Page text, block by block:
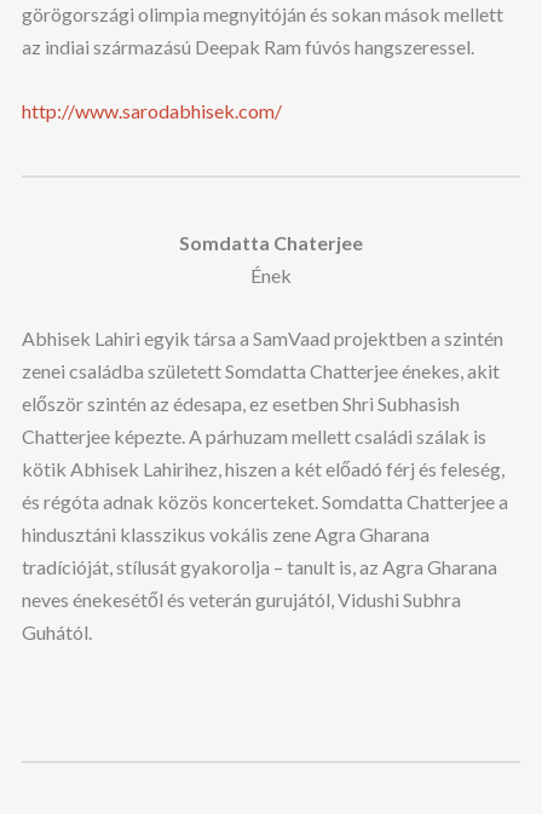
görögországi olimpia megnyitóján és sokan mások mellett
az indiai származású Deepak Ram fúvós hangszeressel.
http://www.sarodabhisek.com/
Somdatta Chaterjee
Ének
Abhisek Lahiri egyik társa a SamVaad projektben a szintén
zenei családba született Somdatta Chatterjee énekes, akit
először szintén az édesapa, ez esetben Shri Subhasish
Chatterjee képezte. A párhuzam mellett családi szálak is
kötik Abhisek Lahirihez, hiszen a két előadó férj és feleség,
és régóta adnak közös koncerteket. Somdatta Chatterjee a
hindusztáni klasszikus vokális zene Agra Gharana
tradícióját, stílusát gyakorolja – tanult is, az Agra Gharana
neves énekesétől és veterán gurujától, Vidushi Subhra
Guhától.